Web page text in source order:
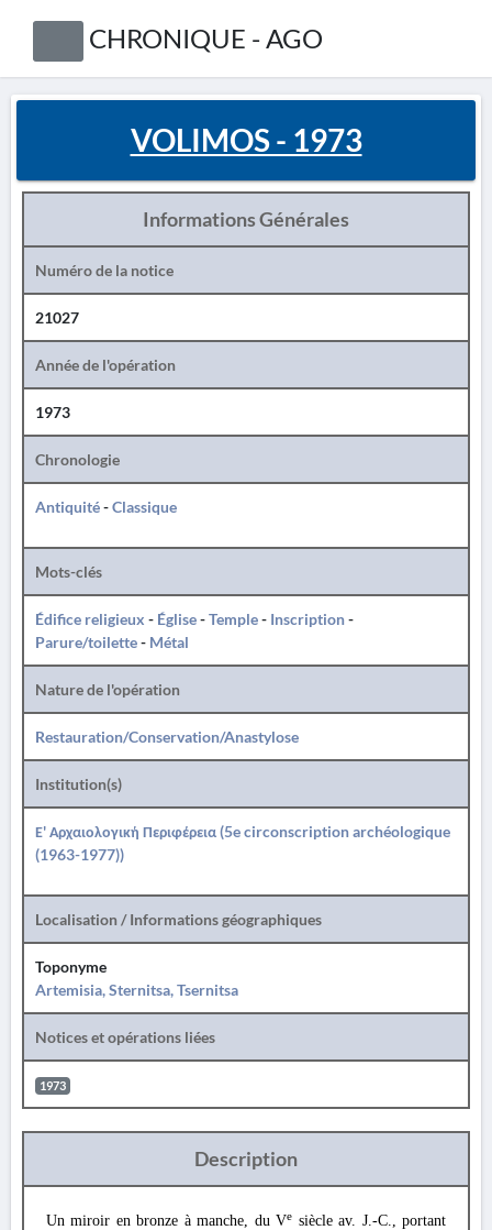
CHRONIQUE - AGO
VOLIMOS - 1973
Informations Générales
Numéro de la notice
21027
Année de l'opération
1973
Chronologie
Antiquité-Classique
Mots-clés
Édifice religieux - Église-Temple- Inscription-
Parure/toilette- Métal
Nature de l'opération
Restauration/Conservation/Anastylose
Institution(s)
Ε' Αρχαιολογική Περιφέρεια (5e circonscription archéologique
(1963-1977))
Localisation / Informations géographiques
Toponyme
Artemisia, Sternitsa, Tsernitsa
Notices et opérations liées
1973
Description
Un miroir en bronze à manche, du Ve siècle av. J.-C., portant